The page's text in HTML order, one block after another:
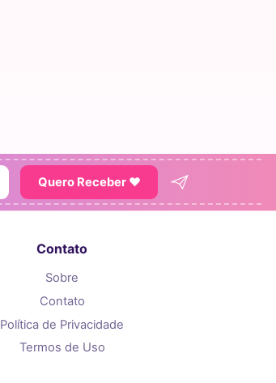
Quero Receber ♥
Contato
Sobre
Contato
Política de Privacidade
Termos de Uso